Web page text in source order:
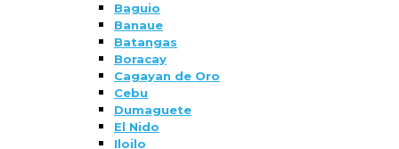
Baguio
Banaue
Batangas
Boracay
Cagayan de Oro
Cebu
Dumaguete
El Nido
Iloilo